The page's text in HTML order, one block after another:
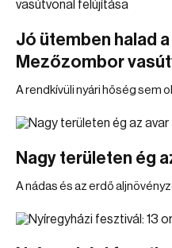
Jó ütemben halad
Mezőzombor
A rendkívüli nyári hőség sem
Nagy területen ég
A nádas és az erdő